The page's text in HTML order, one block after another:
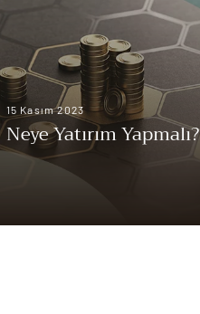
15 Kasım 2023
Neye Yatırım Yapmalı?